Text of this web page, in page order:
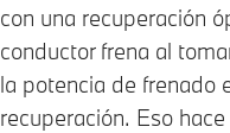
con una recuperación
conductor frena al
la potencia de frenado
recuperación. Eso